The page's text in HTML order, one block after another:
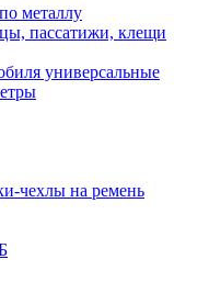
металлу
пассатижи, клещи
универсальные
чехлы на ремень